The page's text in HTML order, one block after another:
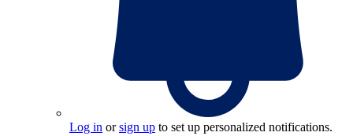
Log in orsign up to set up personalized notifications.